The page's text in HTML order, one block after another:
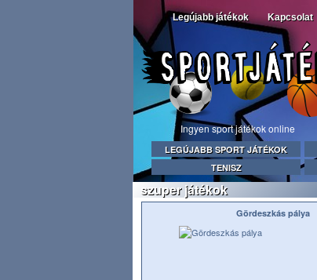
Legújabb játékok Kapcsolat
Ingyen sport játékok online
LEGÚJABB SPORT JÁTÉKOK
TENISZ
szuper játékok
Gördeszkás pálya